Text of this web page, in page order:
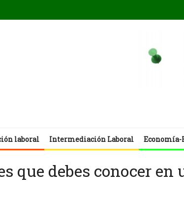
laboral Intermediación Laboral Economía-
que debes conocer en